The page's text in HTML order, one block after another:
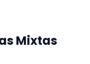
Mixtas